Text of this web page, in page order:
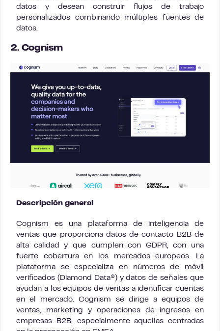
datos y desean construir flujos de trabajo
personalizados combinando múltiples fuentes de
datos.
2. Cognism
Descripción general
Cognism es una plataforma de inteligencia de
ventas que proporciona datos de contacto B2B de
alta calidad y que cumplen con GDPR, con una
fuerte cobertura en los mercados europeos. La
plataforma se especializa en números de móvil
verificados (Diamond Data®) y datos de señales que
ayudan a los equipos de ventas a identificar cuentas
en el mercado. Cognism se dirige a equipos de
ventas, marketing y operaciones de ingresos en
empresas B2B, especialmente aquellas centradas